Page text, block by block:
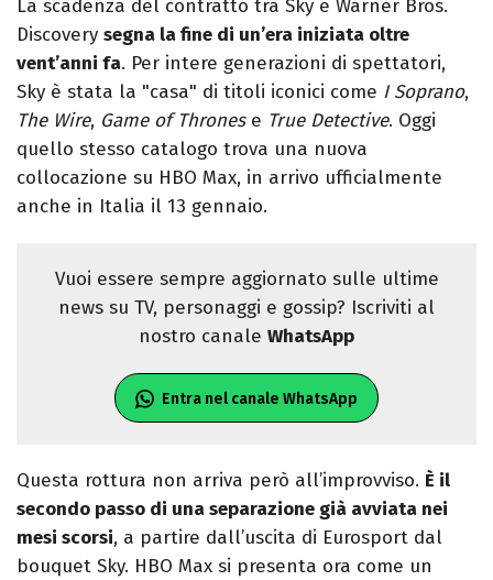
La scadenza del contratto tra Sky e Warner Bros.
Discovery segna la fine di un’era iniziata oltre
vent’anni fa. Per intere generazioni di spettatori,
Sky è stata la "casa" di titoli iconici come I Soprano,
The Wire, Game of Thronese True Detective. Oggi
quello stesso catalogo trova una nuova
collocazione su HBO Max, in arrivo ufficialmente
anche in Italia il 13 gennaio.
Vuoi essere sempre aggiornato sulle ultime
news su TV, personaggi e gossip? Iscriviti al
nostro canale WhatsApp
Entra nel canale WhatsApp
Questa rottura non arriva però all’improvviso. È il
secondo passo di una separazione già avviata nei
mesi scorsi, a partire dall’uscita di Eurosport dal
bouquet Sky. HBO Max si presenta ora come un